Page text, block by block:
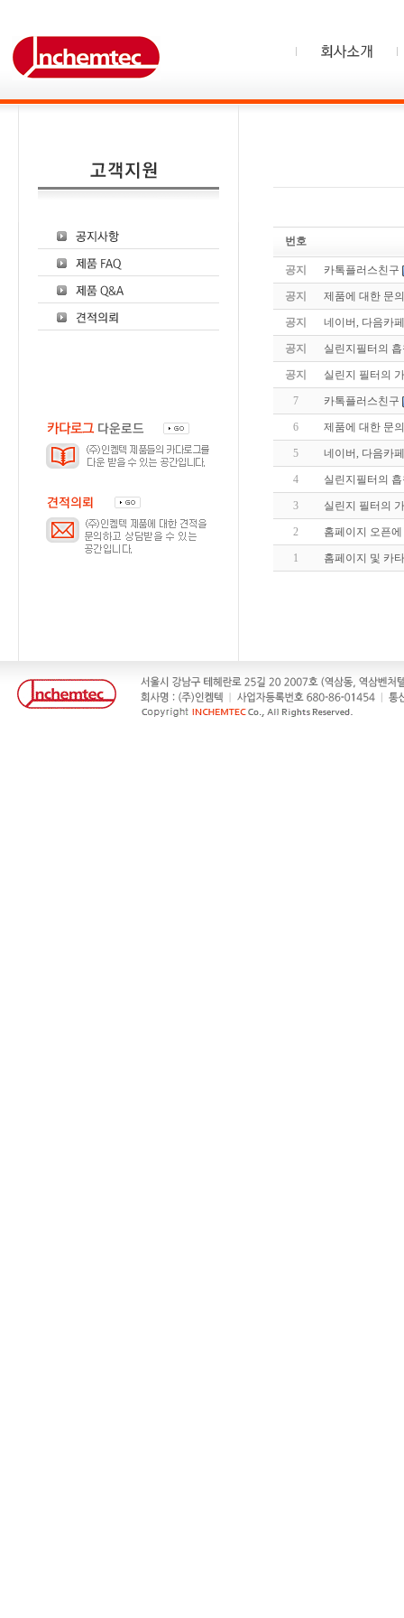
번호
공지 카톡플러스친구
공지 제품에 대한 문
공지 네이버, 다음카
공지 실린지필터의
공지 실린지 필터의
7 카톡플러스친구
6 제품에 대한 문
5 네이버, 다음카
4 실린지필터의
3 실린지 필터의
2 홈페이지 오픈
1 홈페이지 및 카